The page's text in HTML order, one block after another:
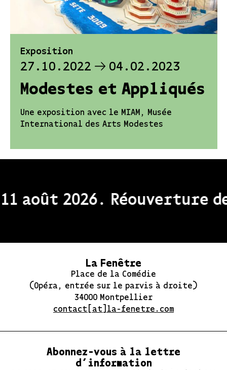
Exposition
27.10.2022 04.02.2023
Modestes et Appliqués
Une exposition avec le MIAM, Musée
International des Arts Modestes
août 2026. Réouverture
La Fenêtre
Place de la Comédie
(Opéra, entrée sur le parvis à droite)
34000 Montpellier
contact[at]la-fenetre.com
Abonnez-vous à la lettre
d’information